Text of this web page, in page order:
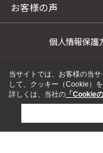
お客様の声
個人情報保護
当サイトでは、お客様の当
して、クッキー（Cookie）を
詳しくは、当社の 「Cookie